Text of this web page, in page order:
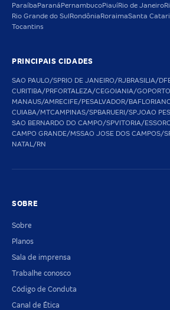
Paraíba Paraná PernambucoPiauíRio de Janeiro
Rio Grande do Sul Rondônia RoraimaSanta
Tocantins
PRINCIPAIS CIDADES
SAO PAULO/SPRIO DE JANEIRO/RJBRASILIA/DF
CURITIBA/PRFORTALEZA/CEGOIANIA/GO
MANAUS/AMRECIFE/PESALVADOR/BA
CUIABA/MTCAMPINAS/SPBARUERI/SPJOAO
SAO BERNARDO DO CAMPO/SPVITORIA/ES
CAMPO GRANDE/MSSAO JOSE DOS CAMPOS/
NATAL/RN
SOBRE
Sobre
Planos
Sala de imprensa
Trabalhe conosco
Código de Conduta
Canal de Ética